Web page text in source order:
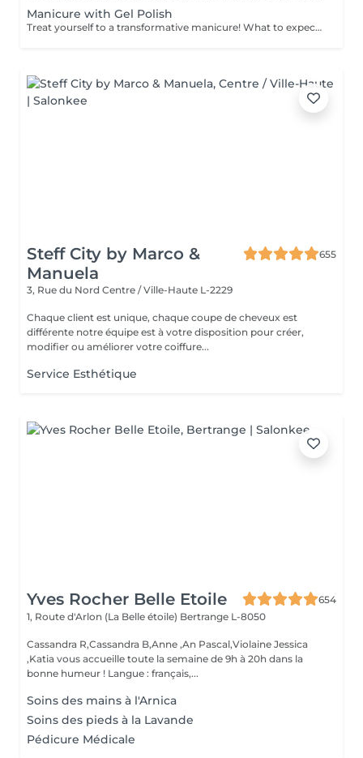
Manicure with Gel Polish
Treat yourself to a transformative manicure! What to expect: - old polish is removed as a bonus - rough skin is removed - nails are shaped - cuticles and side ridges are polished - reinforcement is performed if chosen - semi-permanent polish is applied - cuticle oil and hand cream are applied Age: 16+ Frequency: every 3 weeks for best results. *Removal of old semi-permanent polish is included with the manicure. If you want a separate removal appointment, we charge €20 for the careful process that protects your nails. For the manicure, we leave a thin layer of old polish under the new layer to enhance the durability of the semi-permanent polish. *Please note that if semipermanent nail polish without manicure is chosen, rough skin, cuticle and side ridges won't be removed.
Steff City by Marco &
Manuela
655
3, Rue du Nord Centre / Ville-Haute L-2229
Chaque client est unique, chaque coupe de cheveux est
différente notre équipe est à votre disposition pour créer,
modifier ou améliorer votre coiffure...
Service Esthétique
Yves Rocher Belle Etoile
654
1, Route d'Arlon (La Belle étoile) Bertrange L-8050
Cassandra R,Cassandra B,Anne ,An Pascal,Violaine Jessica
,Katia vous accueille toute la semaine de 9h à 20h dans la
bonne humeur ! Langue : français,...
Soins des mains à l'Arnica
Soins des pieds à la Lavande
Pédicure Médicale